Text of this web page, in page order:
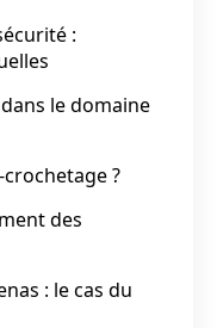
:
le domaine
crochetage ?
des
: le cas du